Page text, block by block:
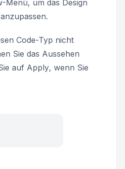
-Menü, um das Design
Code-Typ nicht
Sie das Aussehen
auf Apply, wenn Sie